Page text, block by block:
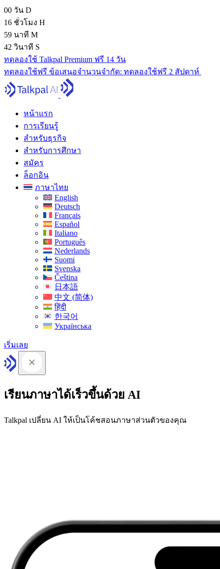
00 วัน D
16 ชั่วโมง H
59 นาที M
41 วินาที S
ทดลองใช้ Talkpal Premium ฟรี 14 วัน
ทดลองใช้ฟรี ข้อเสนอจํานวนจํากัด: ทดลองใช้ฟรี 2 สัปดาห์
หน้าแรก
การเรียนรู้
สำหรับธุรกิจ
สำหรับการศึกษา
สมัคร
ล็อกอิน
ภาษาไทย
English
Deutsch
Français
Español
Italiano
Português
Nederlands
Suomi
Svenska
Čeština
日本語
中文 (简体)
हिंदी
한국어
Українська
เริ่มเลย
เรียนภาษาได้เร็วขึ้นด้วย AI
Talkpal เปลี่ยน AI ให้เป็นโค้ชสอนภาษาส่วนตัวของคุณ